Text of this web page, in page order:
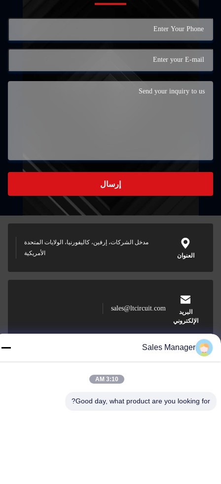
إرسال
العنوان
مدخل الشركات، إرفين، كاليفورنيا، الولايات المتحدة
الأمريكية
البريد
الإلكتروني
sales@ltcircuit.com
Sales Manager
3:10 AM
Good day, what product are you looking for?